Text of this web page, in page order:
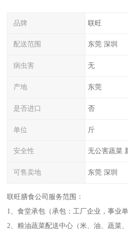
品牌 联旺
配送范围 东莞 深圳
病虫害 无
产地 东莞
是否进口 否
单位 斤
安全性 无公害蔬菜
可售卖地 东莞 深圳
联旺膳食公司服务范围：
1、食堂承包（承包：工厂企业，事业
2、粮油蔬菜配送中心（米、油、蔬菜